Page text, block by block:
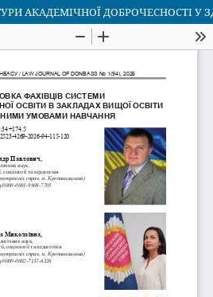
АКАДЕМІЧНОЇ ДОБРОЧЕСНОСТІ У